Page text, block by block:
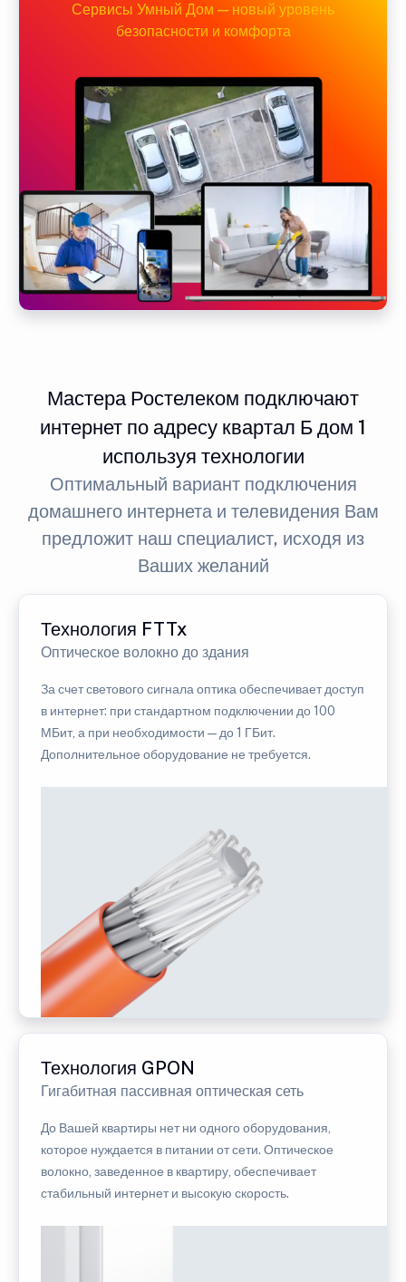
Сервисы Умный Дом — новый уровень
безопасности и комфорта
Мастера Ростелеком подключают
интернет по адресу квартал Б дом 1
используя технологии
Оптимальный вариант подключения
домашнего интернета и телевидения Вам
предложит наш специалист, исходя из
Ваших желаний
Технология FTTx
Оптическое волокно до здания
За счет светового сигнала оптика обеспечивает доступ
в интернет: при стандартном подключении до 100
МБит, а при необходимости — до 1 ГБит.
Дополнительное оборудование не требуется.
Технология GPON
Гигабитная пассивная оптическая сеть
До Вашей квартиры нет ни одного оборудования,
которое нуждается в питании от сети. Оптическое
волокно, заведенное в квартиру, обеспечивает
стабильный интернет и высокую скорость.